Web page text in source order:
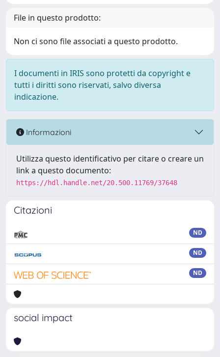
File in questo prodotto:
Non ci sono file associati a questo prodotto.
I documenti in IRIS sono protetti da copyright e
tutti i diritti sono riservati, salvo diversa
indicazione.
Informazioni
Utilizza questo identificativo per citare o creare un
link a questo documento:
https://hdl.handle.net/20.500.11769/37648
Citazioni
ND
ND
ND
social impact